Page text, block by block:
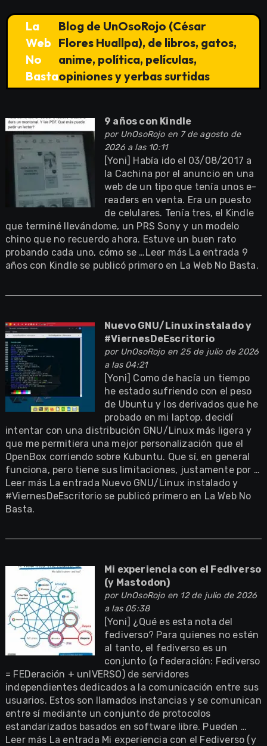
La
Web
No
Basta
Blog de UnOsoRojo (César
Flores Huallpa), de libros, gatos,
anime, política, películas,
opiniones y yerbas surtidas
9 años con Kindle
por UnOsoRojoen 7 de agosto de
2026 a las 10:11
[Yoni] Había ido el 03/08/2017 a
la Cachina por el anuncio en una
web de un tipo que tenía unos e-
readers en venta. Era un puesto
de celulares. Tenía tres, el Kindle
que terminé llevándome, un PRS Sony y un modelo
chino que no recuerdo ahora. Estuve un buen rato
probando cada uno, cómo se …Leer más La entrada 9
años con Kindle se publicó primero en La Web No Basta.
Nuevo GNU/Linux instalado y
#ViernesDeEscritorio
por UnOsoRojoen 25 de julio de 2026
a las 04:21
[Yoni] Como de hacía un tiempo
he estado sufriendo con el peso
de Ubuntu y los derivados que he
probado en mi laptop, decidí
intentar con una distribución GNU/Linux más ligera y
que me permitiera una mejor personalización que el
OpenBox corriendo sobre Kubuntu. Que sí, en general
funciona, pero tiene sus limitaciones, justamente por …
Leer más La entrada Nuevo GNU/Linux instalado y
#ViernesDeEscritorio se publicó primero en La Web No
Basta.
Mi experiencia con el Fediverso
(y Mastodon)
por UnOsoRojoen 12 de julio de 2026
a las 05:38
[Yoni] ¿Qué es esta nota del
fediverso? Para quienes no estén
al tanto, el fediverso es un
conjunto (o federación: Fediverso
= FEDeración + unIVERSO) de servidores
independientes dedicados a la comunicación entre sus
usuarios. Estos son llamados instancias y se comunican
entre sí mediante un conjunto de protocolos
estandarizados basados en software libre. Pueden …
Leer más La entrada Mi experiencia con el Fediverso (y